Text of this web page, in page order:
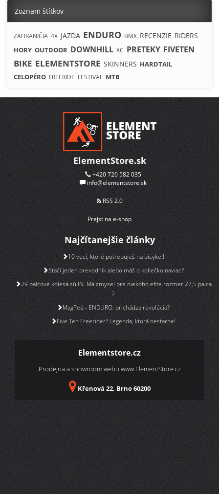
Zoznam štítkov
ZAHRANIČIA 4X JAZDA ENDURO BMX RECENZIE RIDERS
HORY OUTDOOR DOWNHILL XC PRETEKY FIVETEN
BIKE ELEMENTSTORE SKINNERS HARDTAIL
CELOPÉRO FREERIDE FESTIVAL MTB
ElementStore.sk
+420 720 582 035
info@elementstore.sk
RSS 2.0
Prejsť na e-shop
Najčítanejšie články
10 vecí, ktoré potrebuješ na bicykel!
Stačí jeden prevodník alebo máš o koliečko naviac?
29 palcové kolesá sú IN. Má zmysel pre niekoho ešte rozmer 27,5 palca
?
MagPed - ENDURO: prichádza revolúcia?
Five Ten Freerider? Legenda, ktorá nestarne!
Elementstore.cz
Prodejna a showroom webu www.ElementStore.cz
Křenová 22, Brno 60200